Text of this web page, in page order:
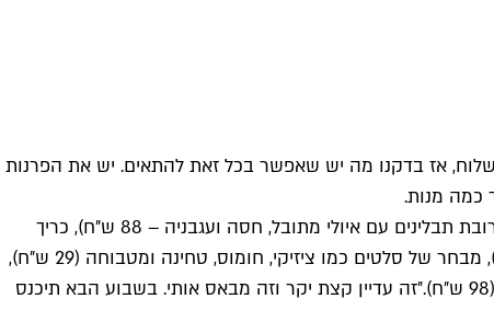
אז בדקנו מה יש שאפשר בכל זאת להתאים. יש את הפרנות
כמה מנות.
התוצאה היא תפריט משלוחים מפנק במיוחד שכולל מנות כגון הכריך הטורקי הנחשק אקמק בליק (פילה דג צרוב על הפלנצ'ה בתערובת תבלינים עם איולי מתובל, חסה ועגבניה – 88 ש״ח), כריך
פרנה עם שרימפס ברוטב עגבניות חריף (88 ש״ח), כריך פרנה עם קבב דג ים על הגחלים עם ציזיקי, בצל בסומאק ועשבים (88 ש״ח), מבחר של סלטים כמו ציזיקי, חומוס, טחינה ומטבוחה (29 ש״ח),
״זה עדיין קצת יקר וזה מבאס אותי. בשבוע הבא תיכנס